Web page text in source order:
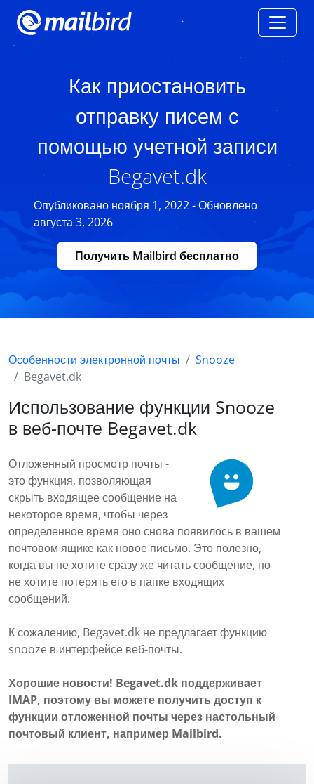
Как приостановить
отправку писем с
помощью учетной записи
Begavet.dk
Опубликовано ноября 1, 2022 - Обновлено
августа 3, 2026
Получить Mailbird бесплатно
Особенности электронной почты
Snooze
Begavet.dk
Использование функции Snooze
в веб-почте Begavet.dk
Отложенный просмотр почты -
это функция, позволяющая
скрыть входящее сообщение на
некоторое время, чтобы через
определенное время оно снова появилось в вашем
почтовом ящике как новое письмо. Это полезно,
когда вы не хотите сразу же читать сообщение, но
не хотите потерять его в папке входящих
сообщений.
К сожалению, Begavet.dk не предлагает функцию
snooze в интерфейсе веб-почты.
Хорошие новости! Begavet.dk поддерживает
IMAP, поэтому вы можете получить доступ к
функции отложенной почты через настольный
почтовый клиент, например Mailbird.